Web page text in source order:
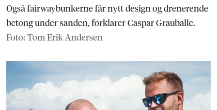
Også fairwaybunkerne får nytt design og drenerende
betong under sanden, forklarer Caspar Grauballe.
Foto: Tom Erik Andersen